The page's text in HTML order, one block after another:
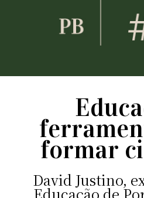
formar
David Justino,
Educação de